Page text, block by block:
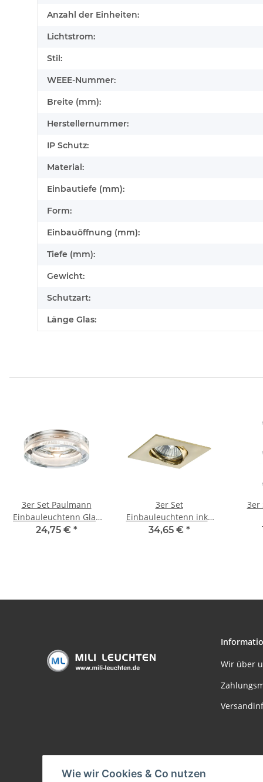
Wie wir Cookies & Co nutzen
Anzahl der Einheiten:
Lichtstrom:
Stil:
WEEE-Nummer:
Breite (mm):
Herstellernummer:
IP Schutz:
Material:
Einbautiefe (mm):
Form:
Einbauöffnung (mm):
Tiefe (mm):
Gewicht:
Schutzart:
Länge Glas:
3er Set Paulmann
Einbauleuchtenn Glas
rund 3x 4,5W wamweiß
24,75 € *
3er Set
Einbauleuchtenn inkl.
LED Leuchtmittel
34,65 € *
3er Set
Wir über